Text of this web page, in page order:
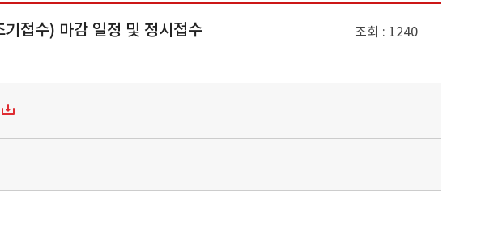
접수) 마감 일정 및 정시접수 조회 1240